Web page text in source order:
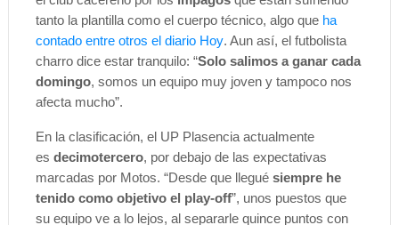
tanto la plantilla como el cuerpo técnico, algo queha
contado entre otros el diario Hoy. Aun así, el futbolista
charro dice estar tranquilo: “Solo salimos a ganar cada
domingo, somos un equipo muy joven y tampoco nos
afecta mucho”.
En la clasificación, el UP Plasencia actualmente
es decimotercero, por debajo de las expectativas
marcadas por Motos. “Desde que llegué siempre he
tenido como objetivo el play-off”, unos puestos que
su equipo ve a lo lejos, al separarle quince puntos con